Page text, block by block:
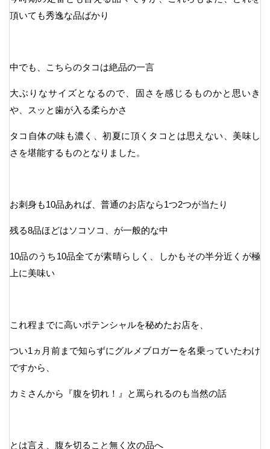
頂いても秀逸な品ばかり
中でも、こちらのタコは絶品の一言
大ぶりなサイズとなるので、固さを感じるものかと思いき
や、スッと歯が入る柔らかさ
タコ自体の味も濃く、初夏に頂くタコとは思えない、美味し
さを堪能するものとなりました。
お刺身も10品あれば、普通のお店なら1つ2つが当たり
残る8品ほどはソコソコ、が一般的な中
10品のうち10品全てが素晴らしく、しかもその半分近くが極
上に美味い
これ程までに高いポテンシャルを秘めたお店を、
つい1ヵ月前まで知らずにグルメブロガーを名乗っていたわけ
ですから、
カミさんから『腹を切れ！』と罵られるのも当然の話
とは言え、腹を切ること無く次の品へ